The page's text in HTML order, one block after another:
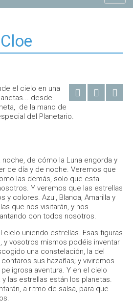
el cielo en una
desde
de la mano de
del Planetario.
noche, de cómo la Luna engorda y
de día y de noche. Veremos que
las demás, solo que esta
Y veremos que las estrellas
y colores. Azul, Blanca, Amarilla y
que nos visitarán, y nos
con todos nosotros.
cielo uniendo estrellas. Esas figuras
y vosotros mismos podéis inventar
una constelación, la del
sus hazañas; y viviremos
aventura. Y en el cielo
y las estrellas están los planetas.
a ritmo de salsa, para que